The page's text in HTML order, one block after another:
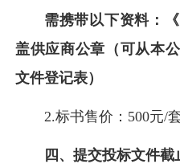
需携带以下资料：
盖供应商公章（可从本
文件登记表）
2.标书售价：500元/套
四、提交投标文件